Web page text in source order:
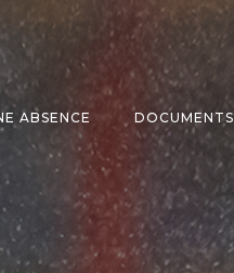
ABSENCE DOCUMENTS